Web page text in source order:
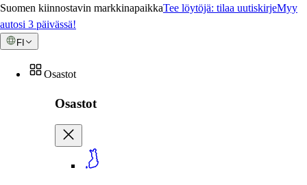
Suomen kiinnostavin markkinapaikkaTee löytöjä: tilaa uutiskirjeMyy
autosi 3 päivässä!
FI
Osastot
Osastot